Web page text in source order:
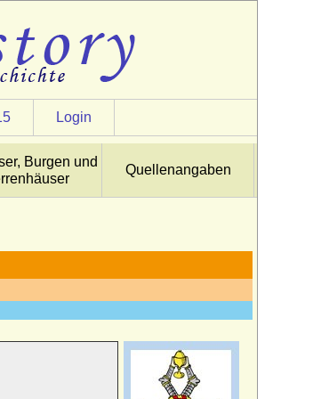
Login
Burgen und
Quellenangaben